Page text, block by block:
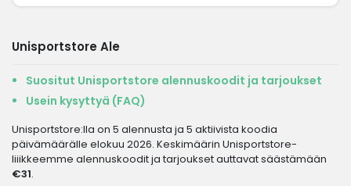
Unisportstore Ale
Suositut Unisportstore alennuskoodit ja tarjoukset
Usein kysyttyä (FAQ)
Unisportstore:lla on 5 alennusta ja 5 aktiivista koodia
päivämäärälle elokuu 2026. Keskimäärin Unisportstore-
liiikkeemme alennuskoodit ja tarjoukset auttavat säästämään
€31.